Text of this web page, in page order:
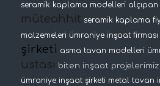
seramik kaplama modelleri
müteahhit seramik kaplama
malzemeleri ümraniye inşaat firması
şirketi asma tavan modelleri
ustası biten inşaat projelerimiz
ümraniye inşaat şirketi metal tavan